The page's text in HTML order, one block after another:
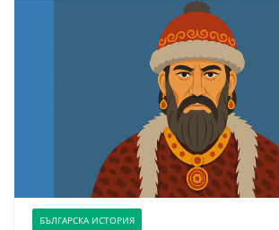
БЪЛГАРСКА ИСТОРИЯ